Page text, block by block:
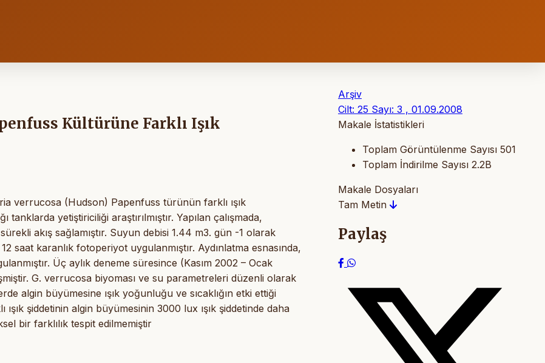
Kültürüne Farklı Işık
verrucosa (Hudson) Papenfuss türünün farklı ışık
yetiştiriciliği araştırılmıştır. Yapılan çalışmada,
akış sağlamıştır. Suyun debisi 1.44 m3. gün -1 olarak
saat karanlık fotoperiyot uygulanmıştır. Aydınlatma esnasında,
Üç aylık deneme süresince (Kasım 2002 – Ocak
G. verrucosa biyoması ve su parametreleri düzenli olarak
algin büyümesine ışık yoğunluğu ve sıcaklığın etki ettiği
şiddetinin algin büyümesinin 3000 lux ışık şiddetinde daha
bir farklılık tespit edilmemiştir
Arşiv
Cilt: 25 Sayı: 3 , 01.09.2008
Makale İstatistikleri
Toplam Görüntülenme Sayısı 501
Toplam İndirilme Sayısı 2.2B
Makale Dosyaları
Tam Metin
Paylaş